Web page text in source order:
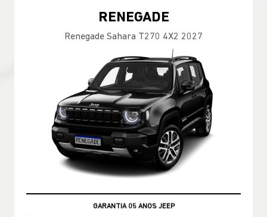
RENEGADE
Renegade Sahara T270 4X2 2027
GARANTIA 05 ANOS JEEP